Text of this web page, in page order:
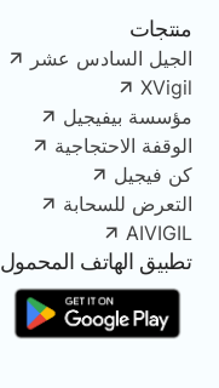
منتجات
الجيل السادس عشر
XVigil
مؤسسة بيفيجيل
الوقفة الاحتجاجية
كن فيجيل
التعرض للسحابة
AIVIGIL
تطبيق الهاتف المحمول